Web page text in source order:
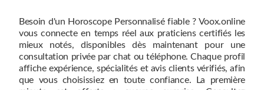
Besoin d'un Horoscope Personnalisé fiable ? Voox.online
vous connecte en temps réel aux praticiens certifiés les
mieux notés, disponibles dès maintenant pour une
consultation privée par chat ou téléphone. Chaque profil
affiche expérience, spécialités et avis clients vérifiés, afin
que vous choisissiez en toute confiance. La première